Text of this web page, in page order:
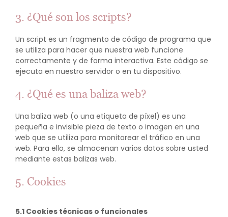
3. ¿Qué son los scripts?
Un script es un fragmento de código de programa que
se utiliza para hacer que nuestra web funcione
correctamente y de forma interactiva. Este código se
ejecuta en nuestro servidor o en tu dispositivo.
4. ¿Qué es una baliza web?
Una baliza web (o una etiqueta de píxel) es una
pequeña e invisible pieza de texto o imagen en una
web que se utiliza para monitorear el tráfico en una
web. Para ello, se almacenan varios datos sobre usted
mediante estas balizas web.
5. Cookies
5.1 Cookies técnicas o funcionales